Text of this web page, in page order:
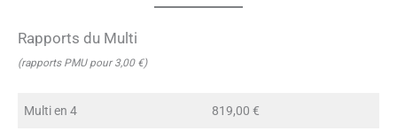
Rapports du Multi
(rapports PMU pour 3,00 €)
Multi en 4 819,00 €